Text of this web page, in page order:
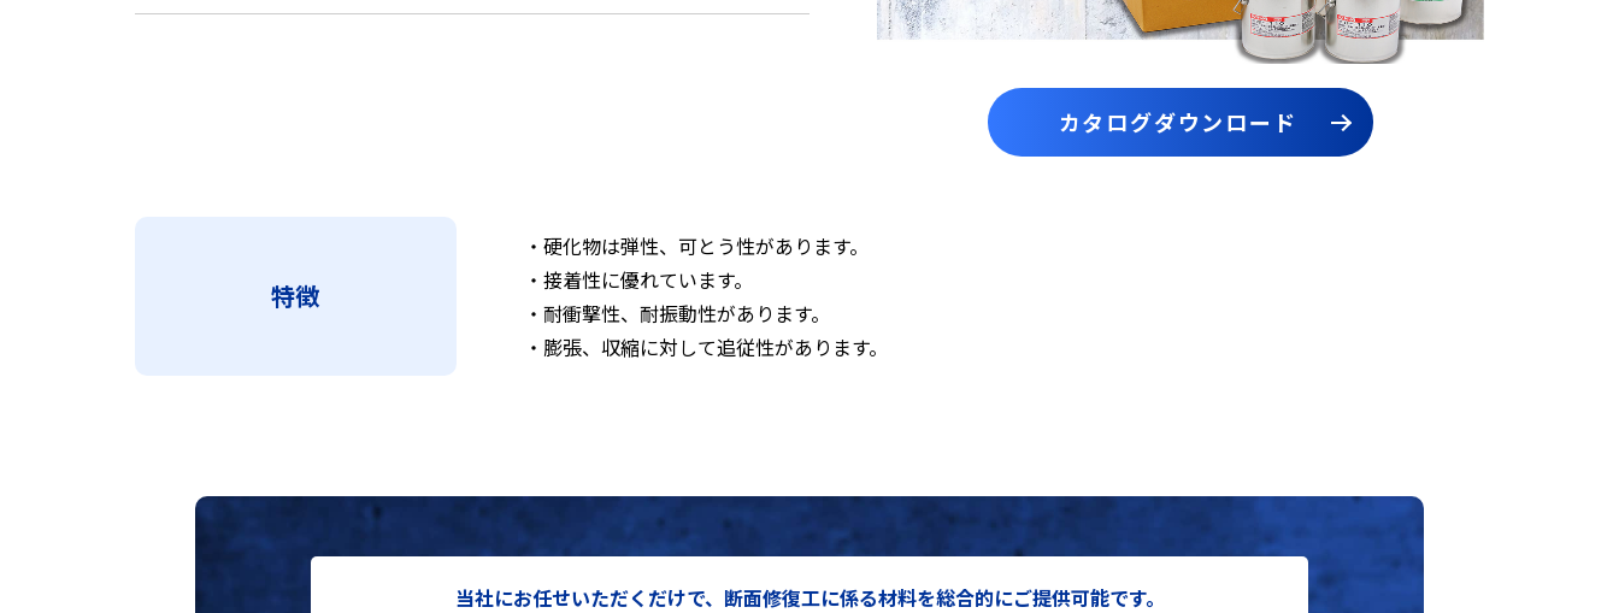
カタログダウンロード
特徴
・硬化物は弾性、可とう性があります。
・接着性に優れています。
・耐衝撃性、耐振動性があります。
・膨張、収縮に対して追従性があります。
当社にお任せいただくだけで、断面修復工に係る材料を総合的にご提供可能です。